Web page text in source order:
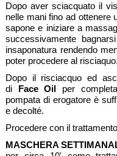
Dopo aver sciacquato il
nelle mani fino ad ottenere
sapone e iniziare a
successivamente
insaponatura rendendo
poter procedere al risciaquo.
Dopo il risciacquo ed
di Face Oil per
pompata di erogatore è
e decolté.
Procedere con il
MASCHERA